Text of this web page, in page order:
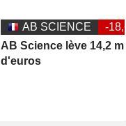
AB SCIENCE
-
AB Science lève 14,2
d'euros